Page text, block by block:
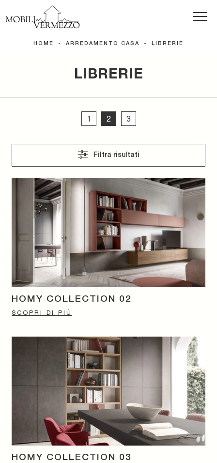
HOME - ARREDAMENTO CASA - LIBRERIE
LIBRERIE
1 2 3
Filtra risultati
HOMY COLLECTION 02
SCOPRI DI PIÙ
HOMY COLLECTION 03